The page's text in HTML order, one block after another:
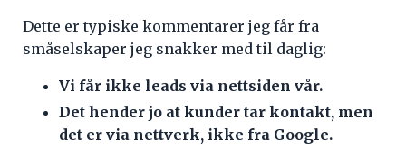
Dette er typiske kommentarer jeg får fra
småselskaper jeg snakker med til daglig:
Vi får ikke leads via nettsiden vår.
Det hender jo at kunder tar kontakt, men
det er via nettverk, ikke fra Google.